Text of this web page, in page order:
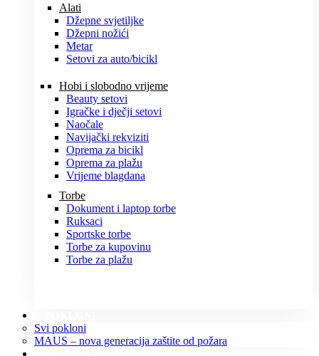
Alati
Džepne svjetiljke
Džepni nožići
Metar
Setovi za auto/bicikl
Hobi i slobodno vrijeme
Beauty setovi
Igračke i dječji setovi
Naočale
Navijački rekviziti
Oprema za bicikl
Oprema za plažu
Vrijeme blagdana
Torbe
Dokument i laptop torbe
Ruksaci
Sportske torbe
Torbe za kupovinu
Torbe za plažu
Svi pokloni
MAUS – nova generacija zaštite od požara